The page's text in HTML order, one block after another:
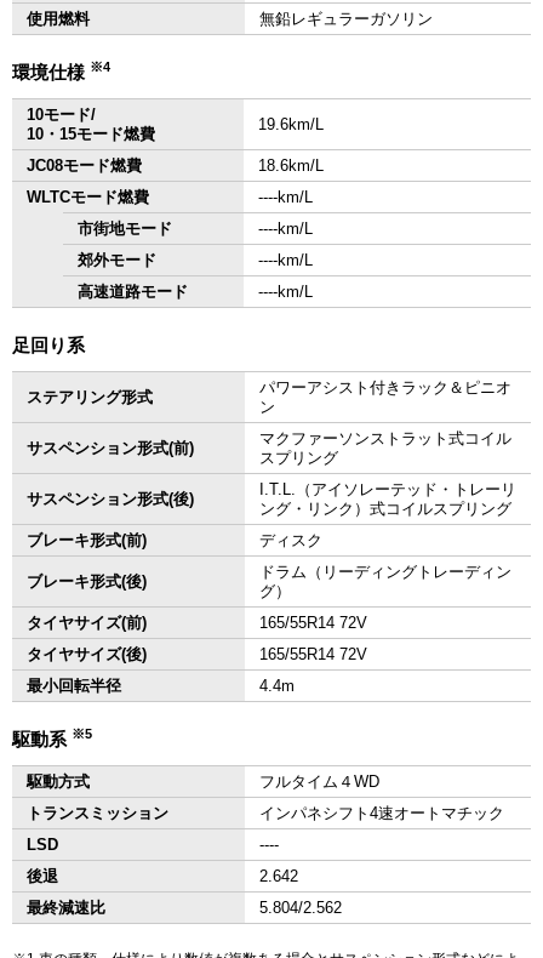
使用燃料
無鉛レギュラーガソリン
環境仕様 ※4
10モード/
10・15モード燃費
19.6km/L
JC08モード燃費
18.6km/L
WLTCモード燃費
‐‐‐‐km/L
市街地モード
‐‐‐‐km/L
郊外モード
‐‐‐‐km/L
高速道路モード
‐‐‐‐km/L
足回り系
ステアリング形式
パワーアシスト付きラック＆ピニオ
ン
サスペンション形式(前)
マクファーソンストラット式コイル
スプリング
サスペンション形式(後)
I.T.L.（アイソレーテッド・トレーリ
ング・リンク）式コイルスプリング
ブレーキ形式(前)
ディスク
ブレーキ形式(後)
ドラム（リーディングトレーディン
グ）
タイヤサイズ(前)
165/55R14 72V
タイヤサイズ(後)
165/55R14 72V
最小回転半径
4.4m
駆動系 ※5
駆動方式
フルタイム４WD
トランスミッション
インパネシフト4速オートマチック
LSD
‐‐‐‐
後退
2.642
最終減速比
5.804/2.562